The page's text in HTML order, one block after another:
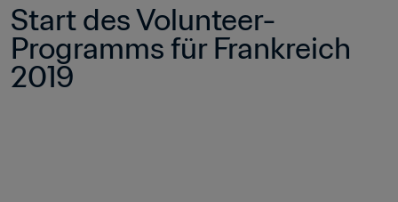
Start des Volunteer-
Programms für Frankreich
2019